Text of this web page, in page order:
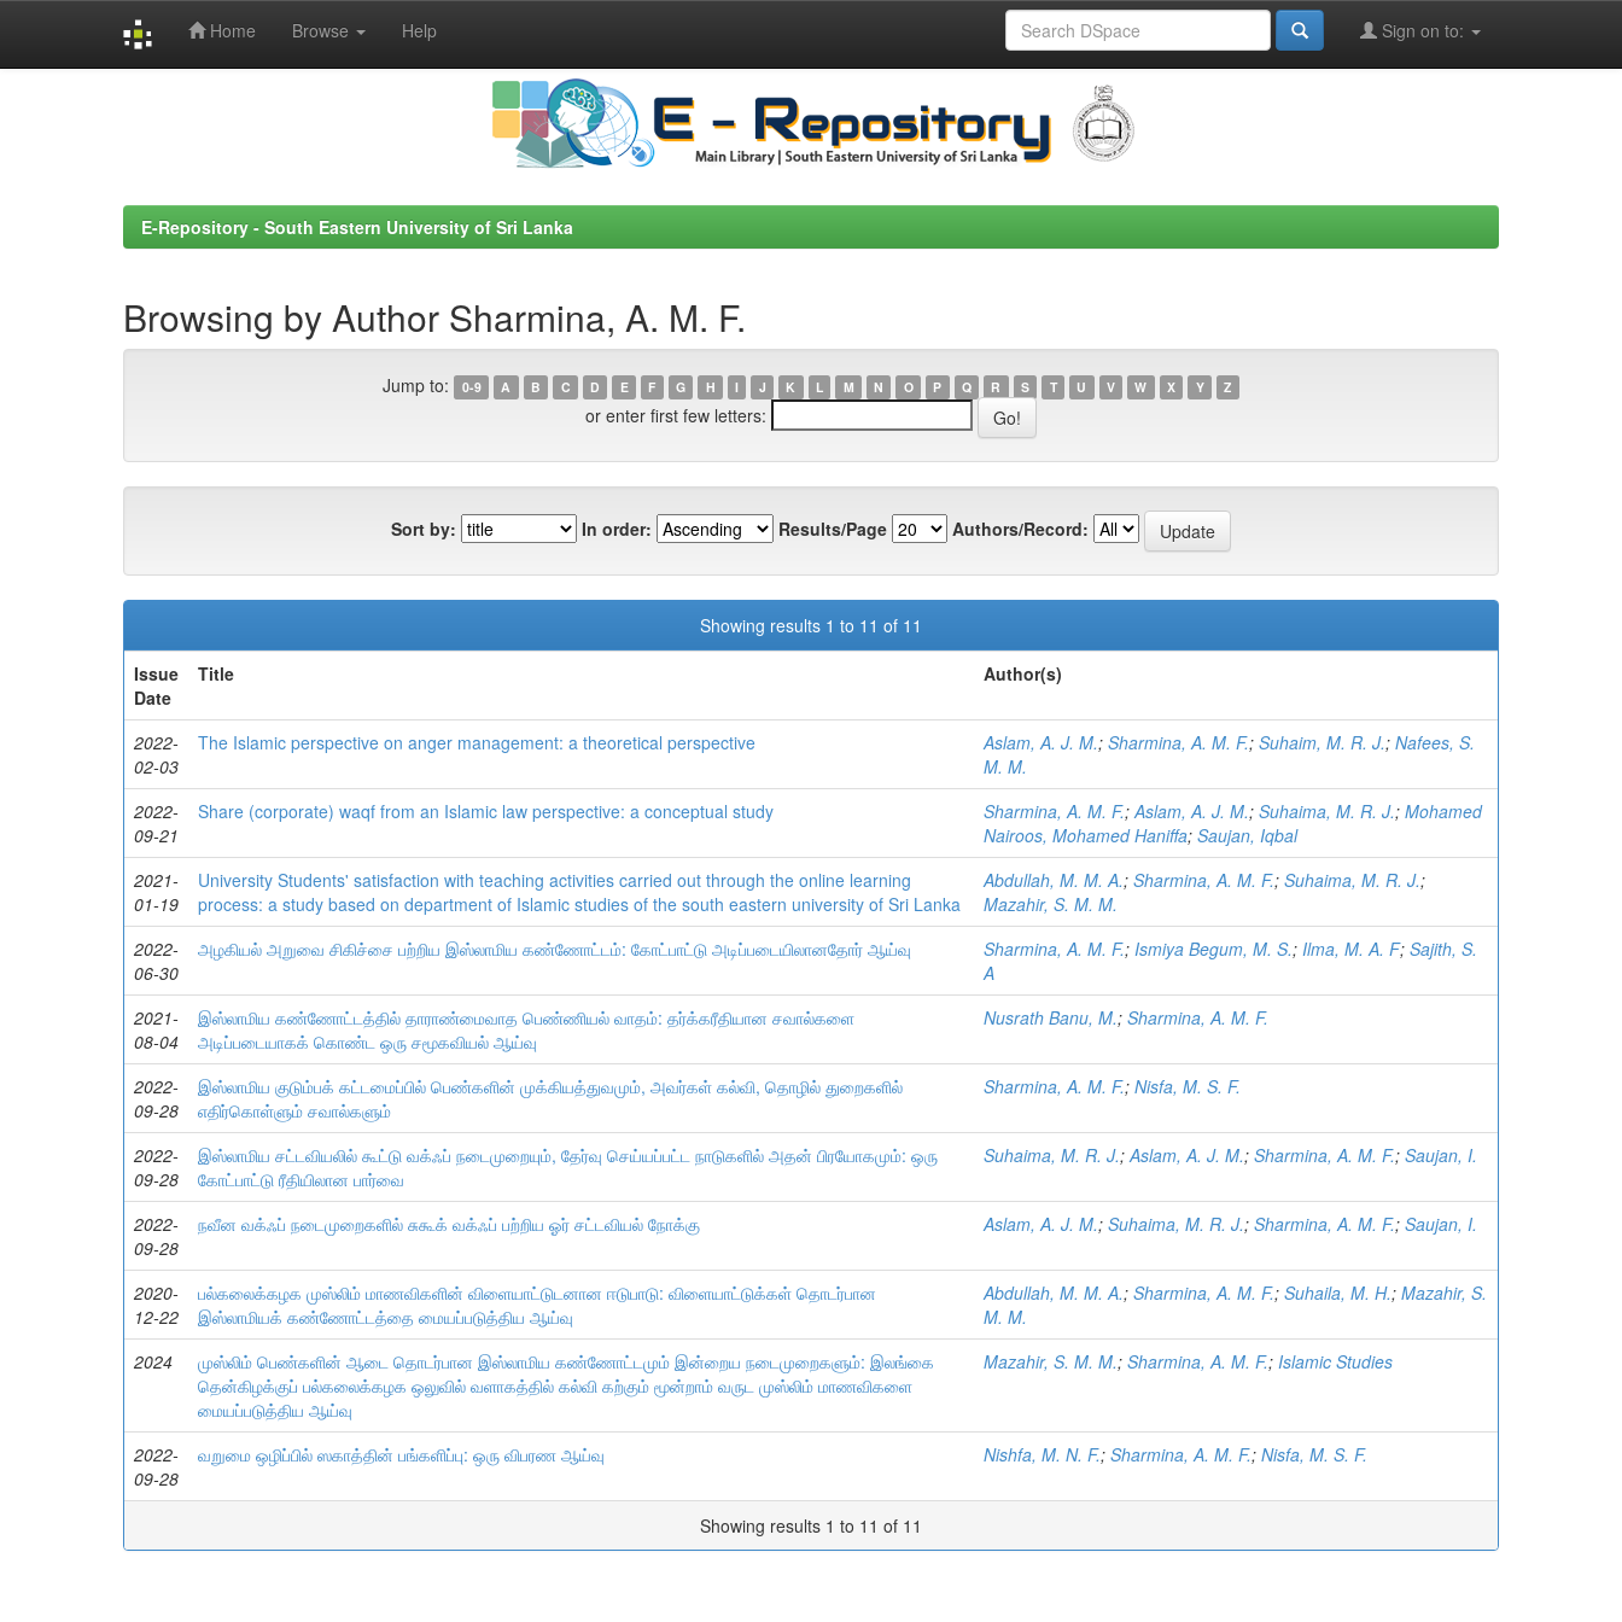
Home Browse Help Sign on to:
E-Repository - South Eastern University of Sri Lanka
Browsing by Author Sharmina, A. M. F.
Jump to: 0-9 A B C D E F G H I J K L M N O P Q R S T U V W X Y Z
or enter first few letters:
Sort by: In order: Results/Page Authors/Record:
Showing results 1 to 11 of 11
Issue
Date
Title Author(s)
2022-
02-03
The Islamic perspective on anger management: a theoretical perspective Aslam, A. J. M.; Sharmina, A. M. F.; Suhaim, M. R. J.; Nafees, S.
M. M.
2022-
09-21
Share (corporate) waqf from an Islamic law perspective: a conceptual study Sharmina, A. M. F.;Aslam, A. J. M.; Suhaima, M. R. J.; Mohamed
Nairoos, Mohamed Haniffa; Saujan, Iqbal
2021-
01-19
University Students' satisfaction with teaching activities carried out through the online learning
process: a study based on department of Islamic studies of the south eastern university of Sri Lanka
Abdullah, M. M. A.; Sharmina, A. M. F.; Suhaima, M. R. J.;
Mazahir, S. M. M.
2022-
06-30
அழகியல் அறுவை சிகிச்சை பற்றிய இஸ்லாமிய கண்ணோட்டம்: கோட்பாட்டு அடிப்படையிலானதோர் ஆய்வு Sharmina, A. M. F.; Ismiya Begum, M. S.; Ilma, M. A. F; Sajith, S.
A
2021-
08-04
இஸ்லாமிய கண்ணோட்டத்தில் தாராண்மைவாத பெண்ணியல் வாதம்: தர்க்கரீதியான சவால்களை
அடிப்படையாகக் கொண்ட ஒரு சமூகவியல் ஆய்வு
Nusrath Banu, M.; Sharmina, A. M. F.
2022-
09-28
இஸ்லாமிய குடும்பக் கட்டமைப்பில் பெண்களின் முக்கியத்துவமும், அவர்கள் கல்வி, தொழில் துறைகளில்
எதிர்கொள்ளும் சவால்களும்
Sharmina, A. M. F.; Nisfa, M. S. F.
2022-
09-28
இஸ்லாமிய சட்டவியலில் கூட்டு வக்ஃப் நடைமுறையும், தேர்வு செய்யப்பட்ட நாடுகளில் அதன் பிரயோகமும்: ஒரு
கோட்பாட்டு ரீதியிலான பார்வை
Suhaima, M. R. J.;Aslam, A. J. M.; Sharmina, A. M. F.; Saujan, I.
2022-
09-28
நவீன வக்ஃப் நடைமுறைகளில் சுகூக் வக்ஃப் பற்றிய ஓர் சட்டவியல் நோக்கு Aslam, A. J. M.; Suhaima, M. R. J.; Sharmina, A. M. F.; Saujan, I.
2020-
12-22
பல்கலைக்கழக முஸ்லிம் மாணவிகளின் விளையாட்டுடனான ஈடுபாடு: விளையாட்டுக்கள் தொடர்பான
இஸ்லாமியக் கண்ணோட்டத்தை மையப்படுத்திய ஆய்வு
Abdullah, M. M. A.; Sharmina, A. M. F.; Suhaila, M. H.; Mazahir, S.
M. M.
2024
முஸ்லிம் பெண்களின் ஆடை தொடர்பான இஸ்லாமிய கண்ணோட்டமும் இன்றைய நடைமுறைகளும்: இலங்கை
தென்கிழக்குப் பல்கலைக்கழக ஒலுவில் வளாகத்தில் கல்வி கற்கும் மூன்றாம் வருட முஸ்லிம் மாணவிகளை
மையப்படுத்திய ஆய்வு
Mazahir, S. M. M.; Sharmina, A. M. F.; Islamic Studies
2022-
09-28
வறுமை ஒழிப்பில் ஸகாத்தின் பங்களிப்பு: ஒரு விபரண ஆய்வு Nishfa, M. N. F.; Sharmina, A. M. F.; Nisfa, M. S. F.
Showing results 1 to 11 of 11